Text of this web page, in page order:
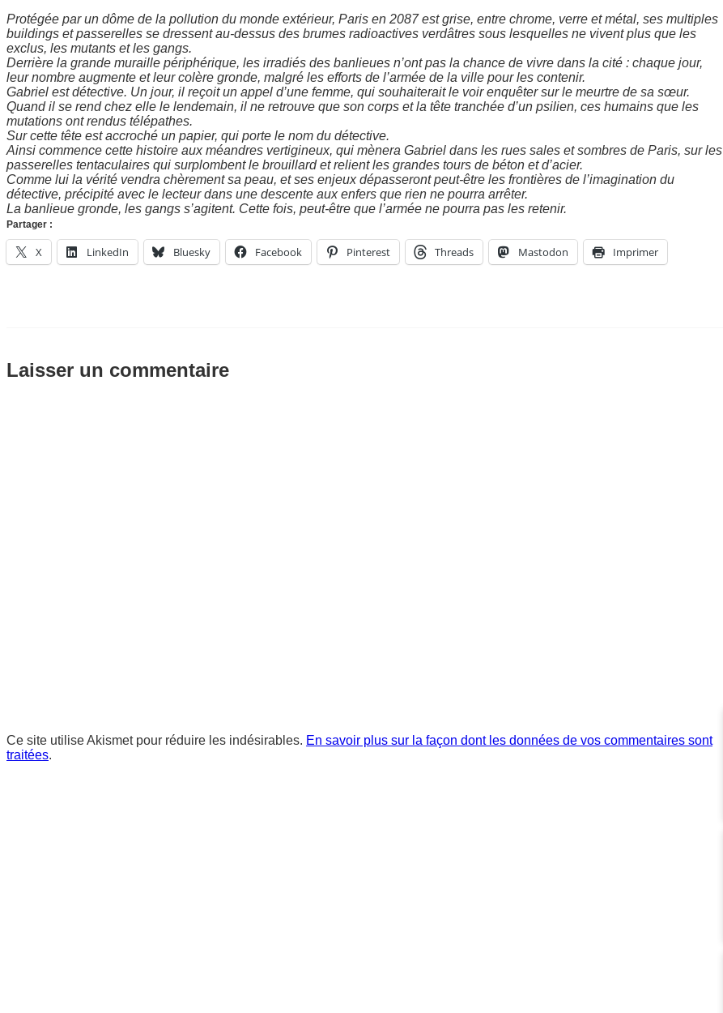
Protégée par un dôme de la pollution du monde extérieur, Paris en 2087 est grise, entre chrome, verre et métal, ses multiples
buildings et passerelles se dressent au-dessus des brumes radioactives verdâtres sous lesquelles ne vivent plus que les
exclus, les mutants et les gangs.
Derrière la grande muraille périphérique, les irradiés des banlieues n’ont pas la chance de vivre dans la cité : chaque jour,
leur nombre augmente et leur colère gronde, malgré les efforts de l’armée de la ville pour les contenir.
Gabriel est détective. Un jour, il reçoit un appel d’une femme, qui souhaiterait le voir enquêter sur le meurtre de sa sœur.
Quand il se rend chez elle le lendemain, il ne retrouve que son corps et la tête tranchée d’un psilien, ces humains que les
mutations ont rendus télépathes.
Sur cette tête est accroché un papier, qui porte le nom du détective.
Ainsi commence cette histoire aux méandres vertigineux, qui mènera Gabriel dans les rues sales et sombres de Paris, sur les
passerelles tentaculaires qui surplombent le brouillard et relient les grandes tours de béton et d’acier.
Comme lui la vérité vendra chèrement sa peau, et ses enjeux dépasseront peut-être les frontières de l’imagination du
détective, précipité avec le lecteur dans une descente aux enfers que rien ne pourra arrêter.
La banlieue gronde, les gangs s’agitent. Cette fois, peut-être que l’armée ne pourra pas les retenir.
Partager :
X LinkedIn Bluesky Facebook Pinterest Threads Mastodon Imprimer
Laisser un commentaire
Ce site utilise Akismet pour réduire les indésirables. En savoir plus sur la façon dont les données de vos commentaires sont
traitées.